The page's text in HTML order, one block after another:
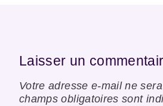
Laisser un
Votre adresse e-mail ne
champs obligatoires sont